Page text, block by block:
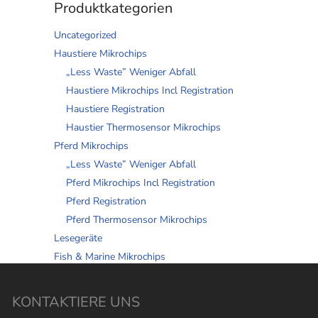
Produktkategorien
Uncategorized
Haustiere Mikrochips
„Less Waste” Weniger Abfall
Haustiere Mikrochips Incl Registration
Haustiere Registration
Haustier Thermosensor Mikrochips
Pferd Mikrochips
„Less Waste” Weniger Abfall
Pferd Mikrochips Incl Registration
Pferd Registration
Pferd Thermosensor Mikrochips
Lesegeräte
Fish & Marine Mikrochips
KONTAKTIERE UNS